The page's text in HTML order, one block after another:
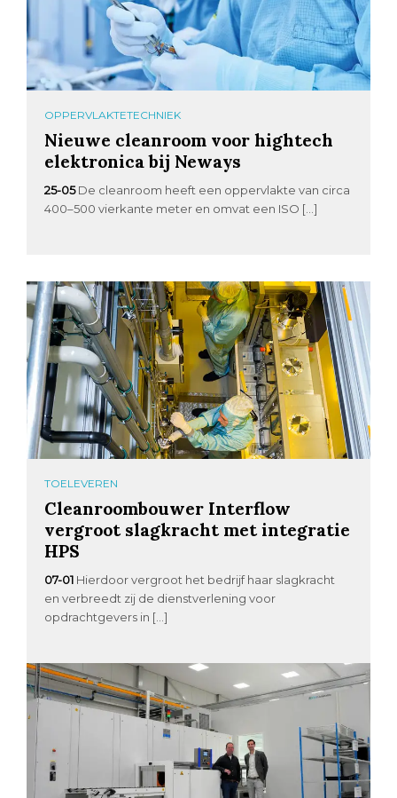
OPPERVLAKTETECHNIEK
Nieuwe cleanroom voor hightech
elektronica bij Neways
25-05 De cleanroom heeft een oppervlakte van circa
400–500 vierkante meter en omvat een ISO […]
TOELEVEREN
Cleanroombouwer Interflow
vergroot slagkracht met integratie
HPS
07-01 Hierdoor vergroot het bedrijf haar slagkracht
en verbreedt zij de dienstverlening voor
opdrachtgevers in […]